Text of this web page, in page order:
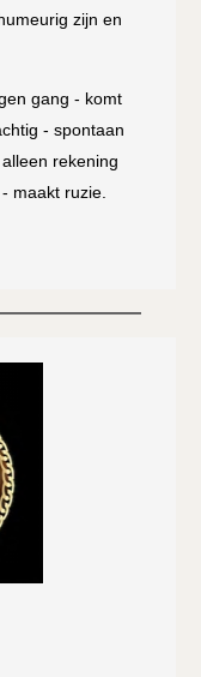
zijn en
gang - komt
- spontaan
rekening
maakt ruzie.